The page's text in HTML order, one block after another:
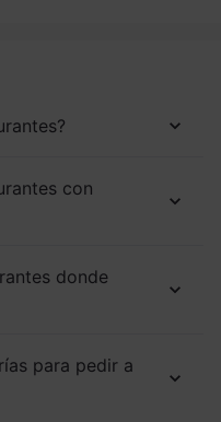
con
donde
para pedir a